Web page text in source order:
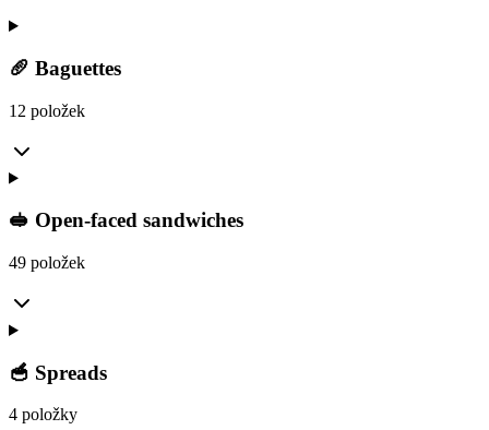
🥖 Baguettes
12 položek
🥪 Open-faced sandwiches
49 položek
🥣 Spreads
4 položky